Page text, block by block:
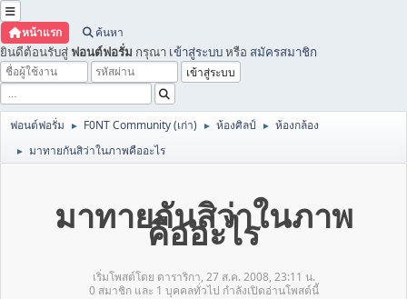
หน้าแรก ค้นหา
ยินดีต้อนรับสู่ ฟอนต์ฟอรั่ม กรุณา เข้าสู่ระบบหรือ สมัครสมาชิก
ฟอนต์ฟอรั่ม ► F0NT Community (เก่า) ► ห้องศิลป์ ► ห้องกล้อง
► มาทายกันสิว่าในภาพคืออะไร
มาทายกันสิว่าในภาพ
คืออะไร
เริ่มโพสต์โดย ดาราริกา, 27 ส.ค. 2008, 23:11 น.
0 สมาชิก และ 1 บุคคลทั่วไป กำลังเปิดอ่านโพสต์นี้